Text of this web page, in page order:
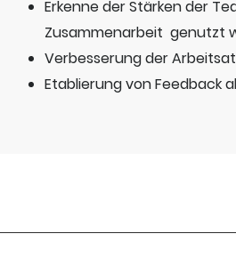
Erkenne der Stärken der
Zusammenarbeit genutzt
Verbesserung der
Etablierung von Feedback